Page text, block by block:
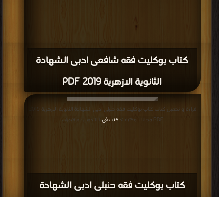
كتاب بوكليت فقه شافعى ادبى الشهادة
الثانوية الازهرية 2019 PDF
كتاب بوكليت فقه حنبلى ادبى الشهادة
قراءة و تحميل كتاب كتاب بوكليت فقه حنبلى ادبى الشهادة الثانوية الازهرية 2019
PDF مجانا | مكتبة >
كتب في | التحميل : مرة/مرات